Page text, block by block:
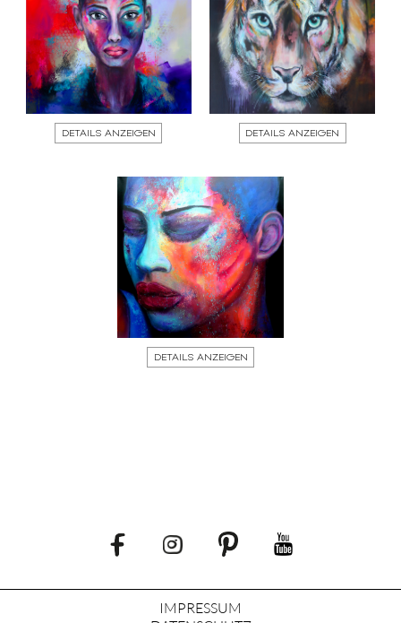
DETAILS ANZEIGEN DETAILS ANZEIGEN
DETAILS ANZEIGEN
IMPRESSUM